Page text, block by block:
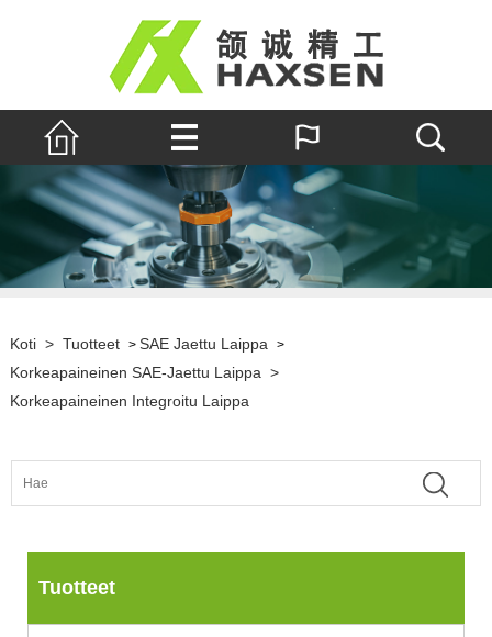
Koti > Tuotteet > SAE Jaettu Laippa >
Korkeapaineinen SAE-Jaettu Laippa >
Korkeapaineinen Integroitu Laippa
Tuotteet